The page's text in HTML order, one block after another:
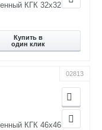
КГК 32х32
Купить в
один клик
02813
КГК 46х46